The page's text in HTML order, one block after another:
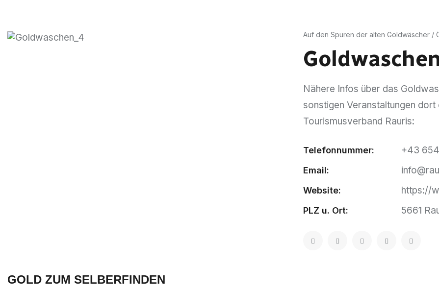
Auf den Spuren der alten Goldwäscher /
Nähere Infos über das
sonstigen Veranstaltungen
Tourismusverband Rauris:
Telefonnummer: +43
Email:
Website: https://
PLZ u. Ort: 5661
GOLD ZUM SELBERFINDEN